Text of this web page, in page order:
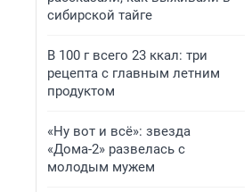
сибирской тайге
В 100 г всего 23 ккал: три
рецепта с главным летним
продуктом
«Ну вот и всё»: звезда
«Дома-2» развелась с
молодым мужем